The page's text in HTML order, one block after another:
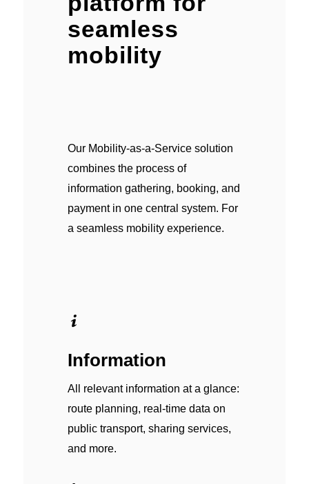
seamless
mobility
Our Mobility-as-a-Service solution
combines the process of
information gathering, booking, and
payment in one central system. For
a seamless mobility experience.
Information
All relevant information at a glance:
route planning, real-time data on
public transport, sharing services,
and more.